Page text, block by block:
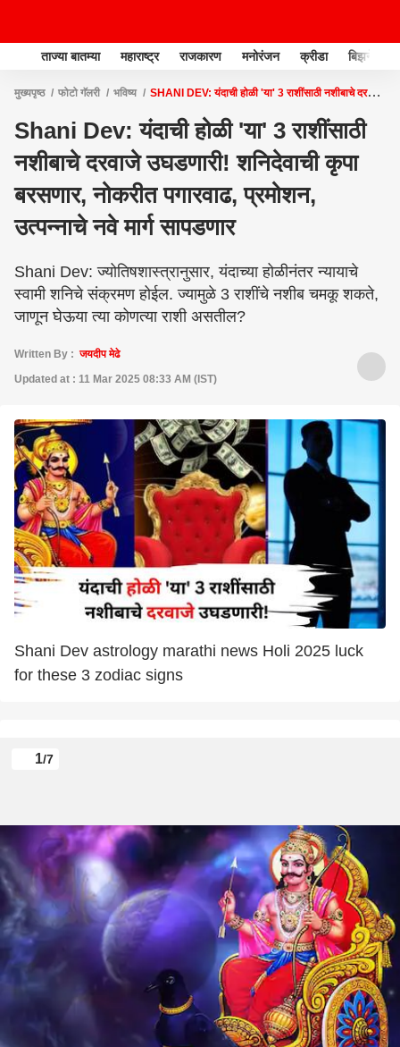
ताज्या बातम्या महाराष्ट्र राजकारण मनोरंजन क्रीडा बिझनेस
मुख्यपृष्ठ फोटो गॅलरी भविष्य
SHANI DEV: यंदाची होळी 'या' 3 राशींसाठी नशीबाचे दरवाजे
Shani Dev: यंदाची होळी 'या' 3 राशींसाठी
नशीबाचे दरवाजे उघडणारी! शनिदेवाची कृपा
बरसणार, नोकरीत पगारवाढ, प्रमोशन,
उत्पन्नाचे नवे मार्ग सापडणार
Shani Dev: ज्योतिषशास्त्रानुसार, यंदाच्या होळीनंतर न्यायाचे
स्वामी शनिचे संक्रमण होईल. ज्यामुळे 3 राशींचे नशीब चमकू शकते,
जाणून घेऊया त्या कोणत्या राशी असतील?
Written By :जयदीप मेढे
Updated at : 11 Mar 2025 08:33 AM (IST)
Shani Dev astrology marathi news Holi 2025 luck
for these 3 zodiac signs
1/7